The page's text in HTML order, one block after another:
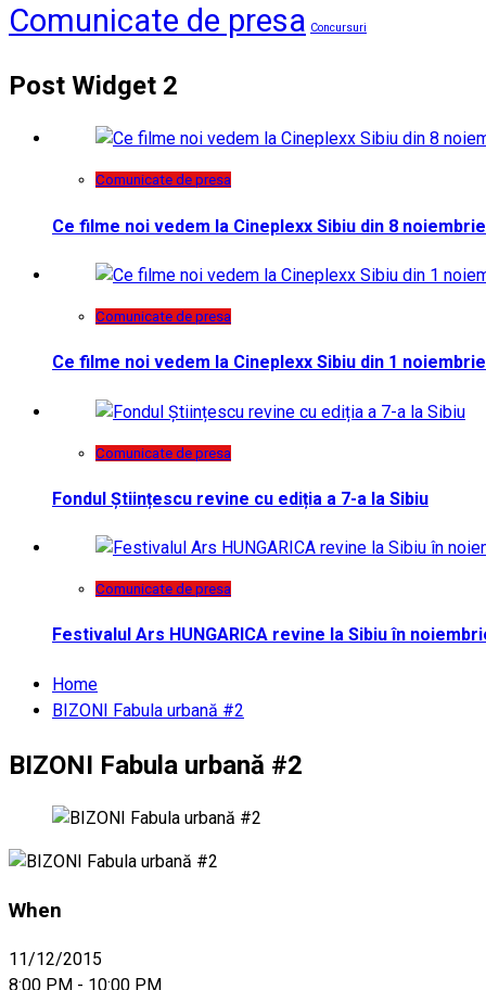
Comunicate de presa Concursuri
Post Widget 2
Comunicate de presa
Ce filme noi vedem la Cineplexx Sibiu din 8 noiembrie
Comunicate de presa
Ce filme noi vedem la Cineplexx Sibiu din 1 noiembrie
Comunicate de presa
Fondul Științescu revine cu ediția a 7-a la Sibiu
Comunicate de presa
Festivalul Ars HUNGARICA revine la Sibiu în
Home
BIZONI Fabula urbană #2
BIZONI Fabula urbană #2
When
11/12/2015
8:00 PM - 10:00 PM